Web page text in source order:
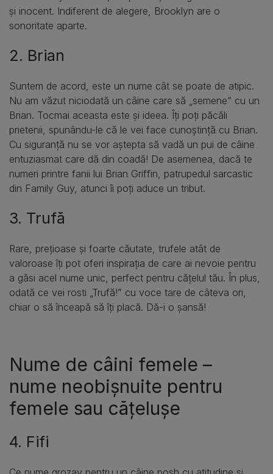
și inocent. Indiferent de alegere, Brooklyn are o
sonoritate aparte.
2. Brian
Suntem de acord, este un nume cât se poate de atipic.
Nu am văzut niciodată un câine care să „semene” cu un
Brian. Tocmai aceasta este și ideea. Îți poți păcăli
prietenii, spunându-le că le vei face cunoștință cu Brian.
Cu siguranță nu se vor aștepta să vadă un pui de câine
entuziasmat care dă din coadă! De asemenea, dacă te
numeri printre fanii lui Brian Griffin, patrupedul sarcastic
din Family Guy, atunci îi poți aduce un tribut.
3. Trufă
Rare, prețioase și foarte căutate, trufele atât de
valoroase îți pot oferi inspirația de care ai nevoie pentru
a găsi acel nume unic, perfect pentru cățelul tău. În plus,
odată ce vei rosti „Trufă!” cu voce tare de câteva ori,
chiar o să înceapă să îți placă. Dă-i o șansă!
Nume de câini femele –
nume neobișnuite pentru
femele sau cățelușe
4. Fifi